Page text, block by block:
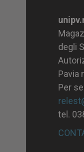
degli
Pavia
Per
tel.